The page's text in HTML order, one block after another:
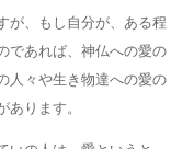
が、もし自分が、ある程
であれば、神仏への愛の
人々や生き物達への愛の
ります。